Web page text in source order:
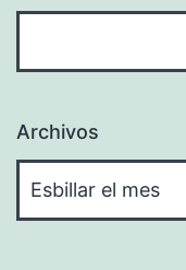
Archivos